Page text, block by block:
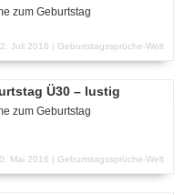
zum Geburtstag
Juli 2016 | Geburtstagssprüche-Welt
Ü30 – lustig
zum Geburtstag
Mai 2016 | Geburtstagssprüche-Welt